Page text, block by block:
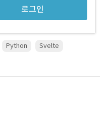
로그인
Python Svelte